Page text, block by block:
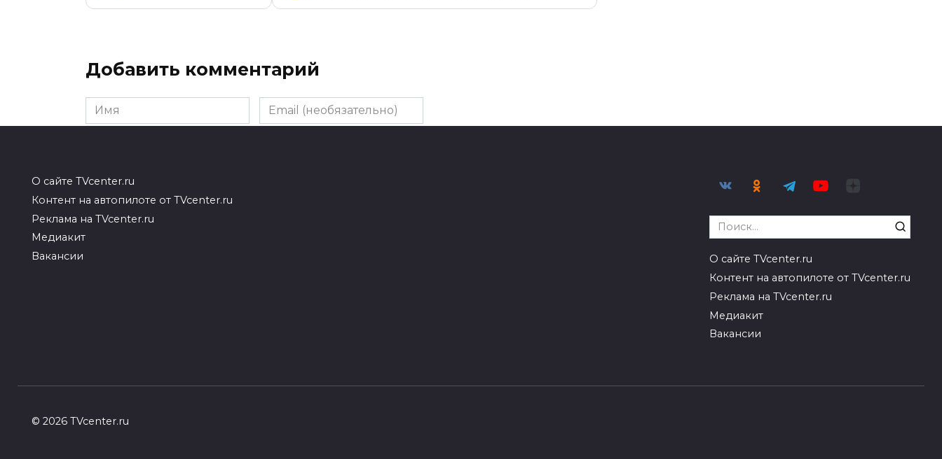
Добавить комментарий
Имя
Email
(необязательно)
О сайте TVcenter.ru
Контент на автопилоте от TVcenter.ru
Реклама на TVcenter.ru
Медиакит
Вакансии
Search
for:
О сайте TVcenter.ru
Контент на автопилоте от TVcenter.ru
Реклама на TVcenter.ru
Медиакит
Вакансии
© 2026 TVcenter.ru